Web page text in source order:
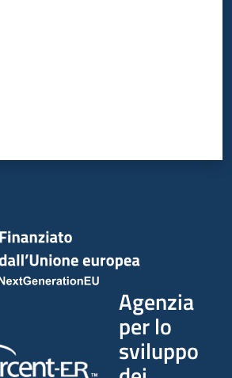
Agenzia
per lo
sviluppo